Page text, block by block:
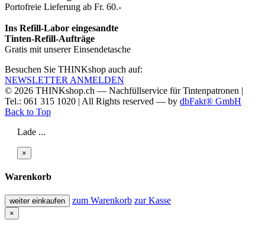
Portofreie Lieferung ab Fr. 60.-
Ins Refill-Labor eingesandte
Tinten-Refill-Aufträge
Gratis mit unserer Einsendetasche
Besuchen Sie THINKshop auch auf:
NEWSLETTER ANMELDEN
© 2026 THINKshop.ch — Nachfüllservice fürTintenpatronen |
Tel.: 061 315 1020 | All Rights reserved — by dbFakt® GmbH
Back to Top
Lade ...
×
Warenkorb
weiter einkaufen zum Warenkorb zur Kasse
×